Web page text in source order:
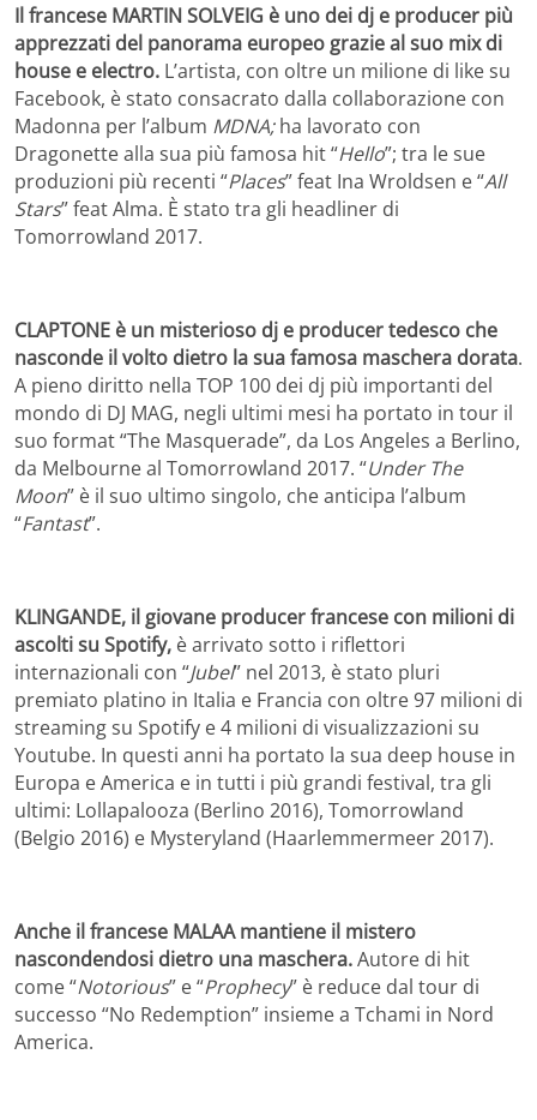
Il francese MARTIN SOLVEIG è uno dei dj e producer più
apprezzati del panorama europeo grazie al suo mix di
house e electro. L’artista, con oltre un milione di like su
Facebook, è stato consacrato dalla collaborazione con
Madonna per l’album MDNA;ha lavorato con
Dragonette alla sua più famosa hit “Hello”; tra le sue
produzioni più recenti “Places” feat Ina Wroldsen e “All
Stars” feat Alma. È stato tra gli headliner di
Tomorrowland 2017.
CLAPTONE è un misterioso dj e producer tedesco che
nasconde il volto dietro la sua famosa maschera dorata.
A pieno diritto nella TOP 100 dei dj più importanti del
mondo di DJ MAG, negli ultimi mesi ha portato in tour il
suo format “The Masquerade”, da Los Angeles a Berlino,
da Melbourne al Tomorrowland 2017. “Under The
Moon” è il suo ultimo singolo, che anticipa l’album
“Fantast”.
KLINGANDE, il giovane producer francese con milioni di
ascolti su Spotify, è arrivato sotto i riflettori
internazionali con “Jubel” nel 2013, è stato pluri
premiato platino in Italia e Francia con oltre 97 milioni di
streaming su Spotify e 4 milioni di visualizzazioni su
Youtube. In questi anni ha portato la sua deep house in
Europa e America e in tutti i più grandi festival, tra gli
ultimi: Lollapalooza (Berlino 2016), Tomorrowland
(Belgio 2016) e Mysteryland (Haarlemmermeer 2017).
Anche il francese MALAA mantiene il mistero
nascondendosi dietro una maschera.Autore di hit
come “Notorious” e “Prophecy” è reduce dal tour di
successo “No Redemption” insieme a Tchami in Nord
America.